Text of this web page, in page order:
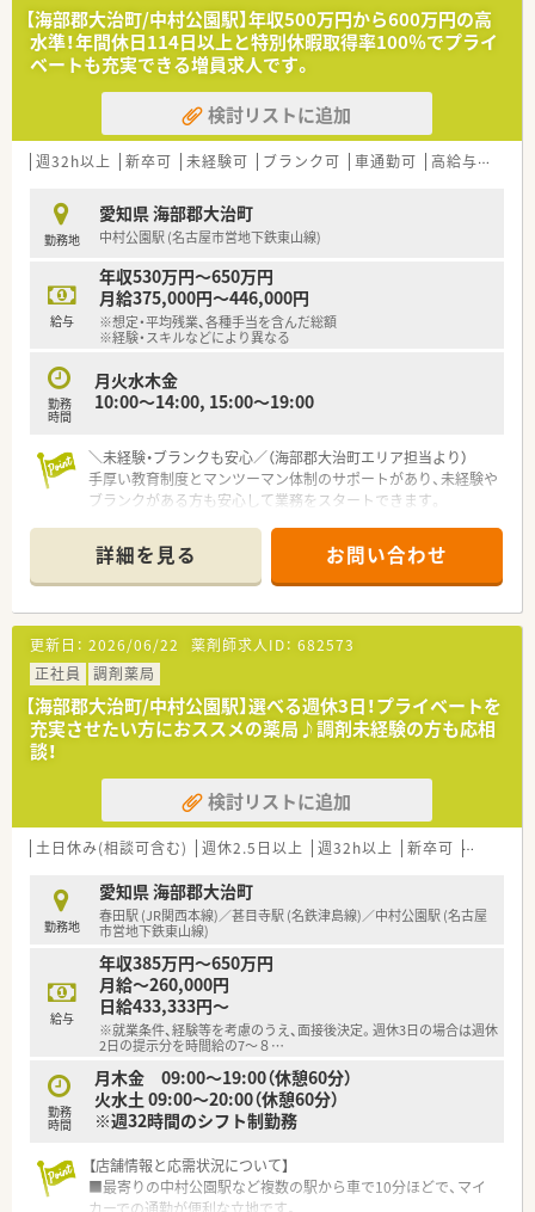
【求人情報について】
■管理薬剤師候補として年収500万円から650万円の提示が可能
であり、これまでのご経験をしっかりと評価します。
■年間休日は120日と多く、土曜日の午後や日曜日および祝日が
固定でお休みとなるためプライベートの予定も立てやすいで
す。
■会社都合の異動時には単身者や世帯主に対して家賃の半額を
【こんな取り組みをしています】
■社内勉強会や学術大会への参加を積極的に支援しており、常に
最新の医療知識をアップデートできる学習環境を提供します。
■eラーニング制度を導入しており、ご自身のペースで効率的に
学びながら認定薬剤師の資格取得を目指すことが可能です。
■新入社員研修から中堅社員や管理薬剤師向けのマネジメント
ます。
【海部郡大治町/中村公園駅】年収500万円から600万円の高
水準！年間休日114日以上と特別休暇取得率100％でプライ
ベートも充実できる増員求人です。
検討リストに追加
週32h以上 新卒可 未経験可 ブランク可 車通勤可 高給与(600万円以上)
勤務地
愛知県 海部郡大治町
中村公園駅 (名古屋市営地下鉄東山線)
給与
年収530万円～650万円
月給375,000円～446,000円
※想定・平均残業、各種手当を含んだ総額
※経験・スキルなどにより異なる
勤務
時間
月火水木金
10:00〜14:00, 15:00〜19:00
＼未経験・ブランクも安心／（海部郡大治町エリア担当より）
手厚い教育制度とマンツーマン体制のサポートがあり、未経験や
ブランクがある方も安心して業務をスタートできます。
【店舗情報と応需状況について】
■応需科目や処方箋枚数についての詳細情報は、具体的な店舗の
状況をお伝えするため追加での情報提供をお待ちしています。
■調剤専門薬局とドラッグストア併設薬局の2タイプを展開して
おり、幅広い処方箋に触れることができる環境が整っています。
■最寄りの中村公園駅からは車で10分ほどの立地となってお
り、車通勤も可能であるため日々の通勤も非常に快適な環境で
す。
【法人特徴について】
した経営基盤のもとで長期的に安心して働くことができます。
■岐阜県と愛知県を中心に約500店舗を展開しており、今後もさ
らなるエリア拡大を目指している成長著しい企業グループで
す。
り、地域密着型の店舗運営を大切にしながら事業を展開していま
す。
【こんな方が活躍中】
■ご自身のプライベートな時間やご家族との団らんを大切にし
ながら、無理のないペースで長く働き続けたい方が多数活躍して
います。
■手厚い研修制度やマンツーマンでの指導体制を活用し、未経験
ます。
■これまでの経験を活かして薬局長やマネジメント業務に挑戦
し、店舗の責任者としてリーダーシップを発揮している方が活躍
詳細を見る お問い合わせ
更新日： 2026/06/22 薬剤師求人ID： 682573
正社員
調剤薬局
【海部郡大治町/中村公園駅】選べる週休3日！プライベートを
充実させたい方におススメの薬局♪調剤未経験の方も応相
談！
検討リストに追加
土日休み(相談可含む) 週休2.5日以上 週32h以上 新卒可 未経験可
勤務地
愛知県 海部郡大治町
春田駅 (JR関西本線)／甚目寺駅 (名鉄津島線)／中村公園駅 (名古屋
市営地下鉄東山線)
給与
年収385万円～650万円
月給～260,000円
日給433,333円～
※就業条件、経験等を考慮のうえ、面接後決定。週休3日の場合は週休
2日の提示分を時間給の7～８…
勤務
時間
月木金 09:00～19:00（休憩60分）
火水土 09:00〜20:00（休憩60分）
※週32時間のシフト制勤務
【店舗情報と応需状況について】
■最寄りの中村公園駅など複数の駅から車で10分ほどで、マイ